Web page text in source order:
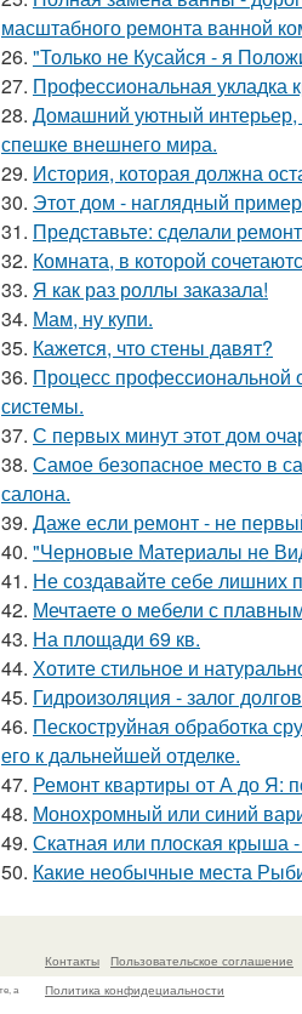
масштабного ремонта ванной
26. "Только не Кусайся - я
27. Профессиональная укладка
28. Домашний уютный интерьер,
спешке внешнего мира.
29. История, которая должна
30. Этот дом - наглядный
31. Представьте: сделали
32. Комната, в которой
33. Я как раз роллы заказала!
34. Мам, ну купи.
35. Кажется, что стены давят?
36. Процесс профессиональной
системы.
37. С первых минут этот дом
38. Самое безопасное место в
салона.
39. Даже если ремонт - не
40. "Черновые Материалы не
41. Не создавайте себе лишних
42. Мечтаете о мебели с
43. На площади 69 кв.
44. Хотите стильное и
45. Гидроизоляция - залог
46. Пескоструйная обработка
его к дальнейшей отделке.
47. Ремонт квартиры от А до Я:
48. Монохромный или синий
49. Скатная или плоская крыша
50. Какие необычные места
а
Контакты
Пользовательское соглашение
Политика конфидециальности